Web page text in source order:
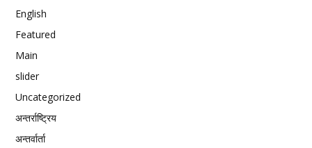
English
Featured
Main
slider
Uncategorized
अन्तर्राष्ट्रिय
अन्तर्वार्ता